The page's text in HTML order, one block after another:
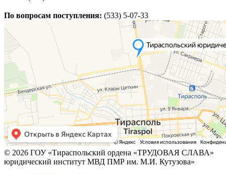
По вопросам поступления: (533) 5-07-33
© 2026 ГОУ «Тираспольский ордена «ТРУДОВАЯ СЛАВА»
юридический институт МВД ПМР им. М.И. Кутузова»